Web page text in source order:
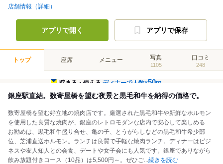
店舗情報（詳細）
アプリで開く アプリで保存
トップ 座席 メニュー 写真
1105
口コミ
248
貯まる・使えるディナーで人数×50pt
銀座駅直結。数寄屋橋を望む夜景と黒毛和牛を納得の価格で。
数寄屋橋を望む好立地の焼肉店です。厳選された黒毛和牛や新鮮なホルモン
を使用した良質な焼肉が、銀座のレトロモダンな店内で安心して楽しめる
お勧めは、黒毛和牛盛り合せ、亀の子、とうがらしなどの黒毛和牛希少部
位、芝浦直送ホルモン。ランチは良質で手軽な焼肉ランチ。ディナーはビジ
ネスや友人知人との会食、デートや女子会にも人気です。銀座でありながら
飲み放題付きコース（10品）は5,500円～。ぜひご...続きを読む